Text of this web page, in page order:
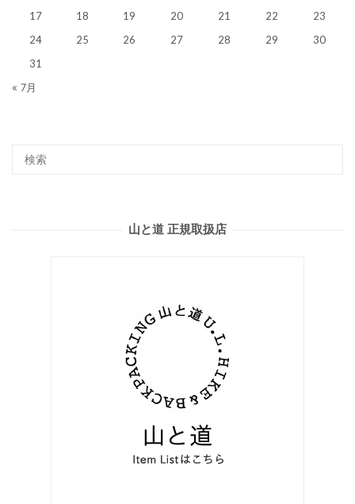
17
18 19 20 21 22
23
24
25 26 27 28 29
30
31
« 7月
山と道 正規取扱店